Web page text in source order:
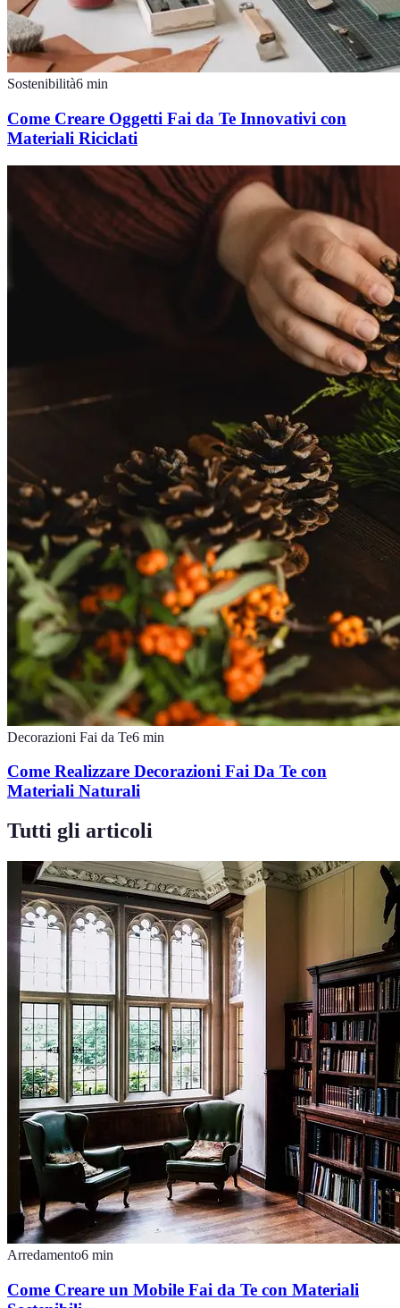
Sostenibilità6 min
Come Creare Oggetti Fai da Te Innovativi con
Materiali Riciclati
Decorazioni Fai da Te6 min
Come Realizzare Decorazioni Fai Da Te con
Materiali Naturali
Tutti gli articoli
Arredamento6 min
Come Creare un Mobile Fai da Te con Materiali